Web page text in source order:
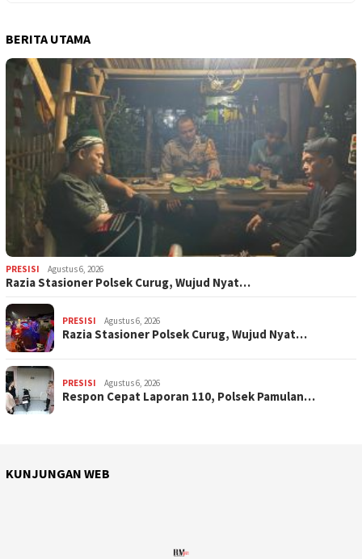
BERITA UTAMA
PRESISI Agustus 6, 2026
Razia Stasioner Polsek Curug, Wujud Nyat…
PRESISI Agustus 6, 2026
Razia Stasioner Polsek Curug, Wujud Nyat…
PRESISI Agustus 6, 2026
Respon Cepat Laporan 110, Polsek Pamulan…
KUNJUNGAN WEB